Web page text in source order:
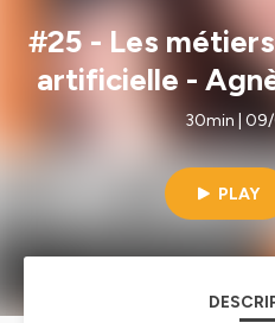
#25 - Les
artificielle -
30min |
PLAY